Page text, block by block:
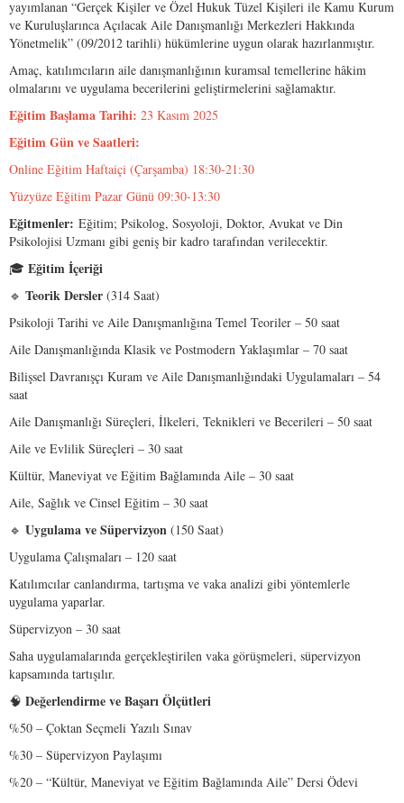
yayımlanan “Gerçek Kişiler ve Özel Hukuk Tüzel Kişileri ile Kamu Kurum
ve Kuruluşlarınca Açılacak Aile Danışmanlığı Merkezleri Hakkında
Yönetmelik” (09/2012 tarihli) hükümlerine uygun olarak hazırlanmıştır.
Amaç, katılımcıların aile danışmanlığının kuramsal temellerine hâkim
olmalarını ve uygulama becerilerini geliştirmelerini sağlamaktır.
Eğitim Başlama Tarihi: 23 Kasım 2025
EğitimGünveSaatleri:
Online Eğitim Haftaiçi (Çarşamba) 18:30-21:30
Yüzyüze Eğitim Pazar Günü 09:30-13:30
Eğitmenler: Eğitim; Psikolog, Sosyoloji, Doktor, Avukat ve Din
Psikolojisi Uzmanı gibi geniş bir kadro tarafından verilecektir.
🎓 Eğitimİçeriği
🔹 TeorikDersler (314 Saat)
Psikoloji Tarihi ve Aile Danışmanlığına Temel Teoriler – 50 saat
Aile Danışmanlığında Klasik ve Postmodern Yaklaşımlar – 70 saat
Bilişsel Davranışçı Kuram ve Aile Danışmanlığındaki Uygulamaları – 54
saat
Aile Danışmanlığı Süreçleri, İlkeleri, Teknikleri ve Becerileri – 50 saat
Aile ve Evlilik Süreçleri – 30 saat
Kültür, Maneviyat ve Eğitim Bağlamında Aile – 30 saat
Aile, Sağlık ve Cinsel Eğitim – 30 saat
🔹 UygulamaveSüpervizyon (150 Saat)
Uygulama Çalışmaları – 120 saat
Katılımcılar canlandırma, tartışma ve vaka analizi gibi yöntemlerle
uygulama yaparlar.
Süpervizyon – 30 saat
Saha uygulamalarında gerçekleştirilen vaka görüşmeleri, süpervizyon
kapsamında tartışılır.
🧠 DeğerlendirmeveBaşarıÖlçütleri
%50 – Çoktan Seçmeli Yazılı Sınav
%30 – Süpervizyon Paylaşımı
%20 – “Kültür, Maneviyat ve Eğitim Bağlamında Aile” Dersi Ödevi